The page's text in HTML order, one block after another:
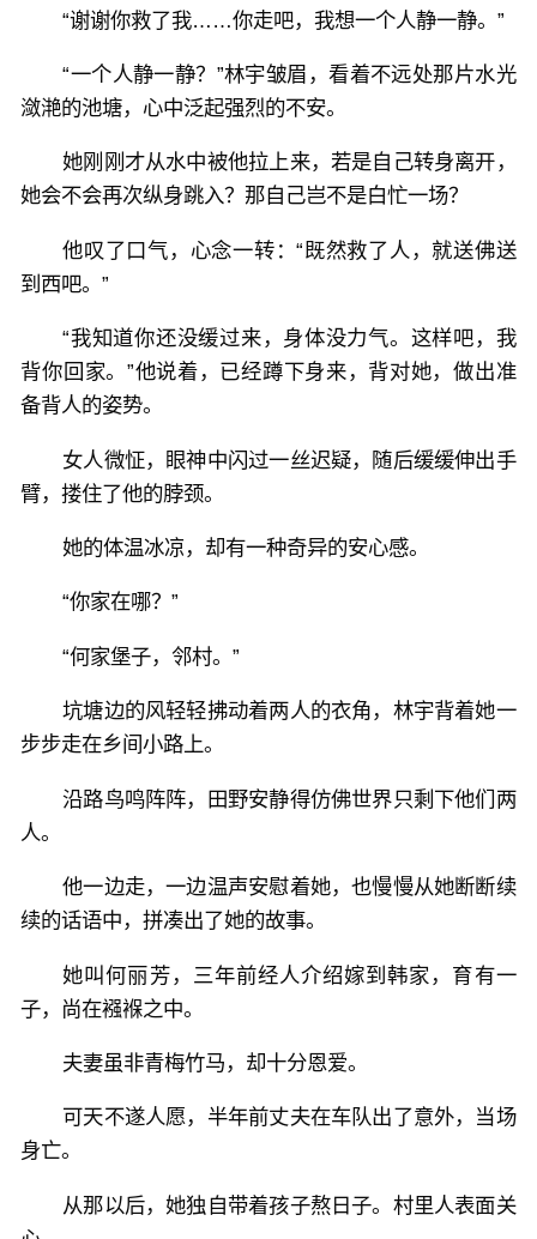
“谢谢你救了我……你走吧，我想一个人静一静。”
“一个人静一静？”林宇皱眉，看着不远处那片水光
潋滟的池塘，心中泛起强烈的不安。
她刚刚才从水中被他拉上来，若是自己转身离开，
她会不会再次纵身跳入？那自己岂不是白忙一场？
他叹了口气，心念一转：“既然救了人，就送佛送
到西吧。”
“我知道你还没缓过来，身体没力气。这样吧，我
背你回家。”他说着，已经蹲下身来，背对她，做出准
备背人的姿势。
女人微怔，眼神中闪过一丝迟疑，随后缓缓伸出手
臂，搂住了他的脖颈。
她的体温冰凉，却有一种奇异的安心感。
“你家在哪？”
“何家堡子，邻村。”
坑塘边的风轻轻拂动着两人的衣角，林宇背着她一
步步走在乡间小路上。
沿路鸟鸣阵阵，田野安静得仿佛世界只剩下他们两
人。
他一边走，一边温声安慰着她，也慢慢从她断断续
续的话语中，拼凑出了她的故事。
她叫何丽芳，三年前经人介绍嫁到韩家，育有一
子，尚在襁褓之中。
夫妻虽非青梅竹马，却十分恩爱。
可天不遂人愿，半年前丈夫在车队出了意外，当场
身亡。
从那以后，她独自带着孩子熬日子。村里人表面关